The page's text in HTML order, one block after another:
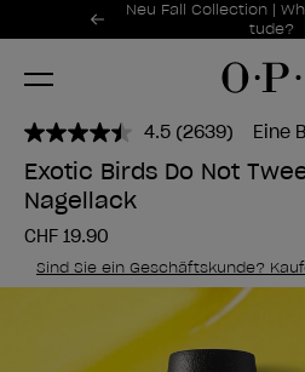
Sonderangebote
Neu Fall Collection |
tude?
Item 1 of 2
4.5 2639
lesen..
Seite.
(2639) Eine
Exotic Birds Do Not
Nagellack
CHF 19.90
Sind Sie ein Geschäftskunde?